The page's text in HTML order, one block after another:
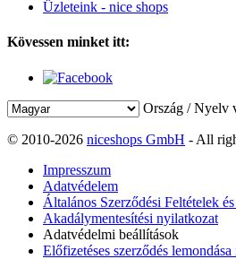
Üzleteink - nice shops
Kövessen minket itt:
Ország / Nyelv
© 2010-2026 niceshops GmbH - All
Impresszum
Adatvédelem
Általános Szerződési Feltételek
Akadálymentesítési nyilatkozat
Adatvédelmi beállítások
Előfizetéses szerződés lemondása